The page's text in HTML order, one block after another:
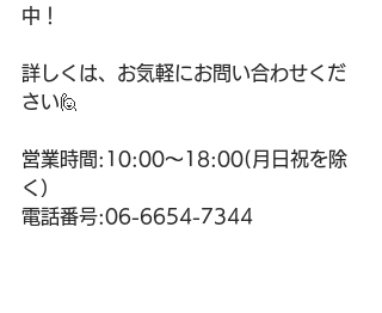
中！
詳しくは、お気軽にお問い合わせくだ
さい🙋
営業時間:10:00〜18:00(月日祝を除
く）
電話番号:06-6654-7344